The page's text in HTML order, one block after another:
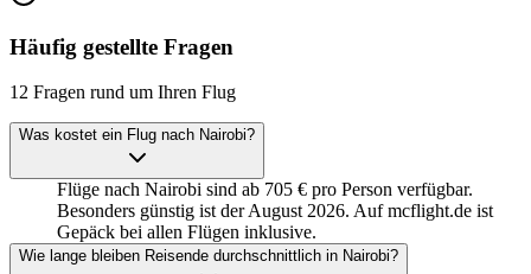
Häufig gestellte Fragen
12 Fragen rund um Ihren Flug
Was kostet ein Flug nach Nairobi?
Flüge nach Nairobi sind ab 705 € pro Person verfügbar.
Besonders günstig ist der August 2026. Auf mcflight.de ist
Gepäck bei allen Flügen inklusive.
Wie lange bleiben Reisende durchschnittlich in Nairobi?